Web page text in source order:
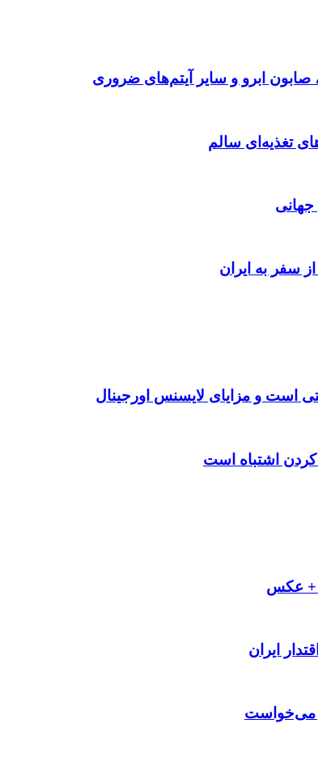
صابون ابرو و سایر آیتم‌های ضروری
تغذیه‌ای سالم
سفر به ایران
اشتباه است
+ عکس
ایران
می‌خواست